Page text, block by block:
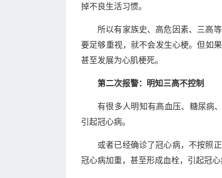
掉不良生活习惯。
所以有家族史、高危因素、三高
要足够重视，就不会发生心梗。但如
甚至发展为心肌梗死。
第二次报警：明知三高不控制
有很多人明知有高血压、糖尿病
引起冠心病。
或者已经确诊了冠心病，不按照
冠心病加重，甚至形成血栓，引起冠心